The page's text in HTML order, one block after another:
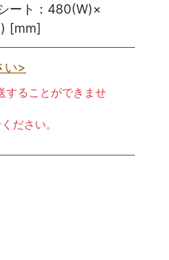
ート：480(W)×
[mm]
い>
することができませ
ださい。